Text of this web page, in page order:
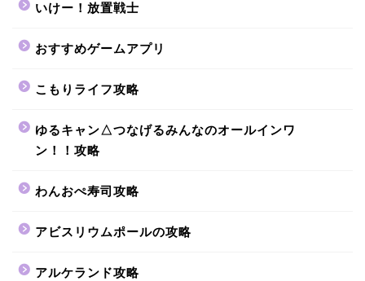
いけー！放置戦士
おすすめゲームアプリ
こもりライフ攻略
ゆるキャン△つなげるみんなのオールインワ
ン！！攻略
わんおぺ寿司攻略
アビスリウムポールの攻略
アルケランド攻略